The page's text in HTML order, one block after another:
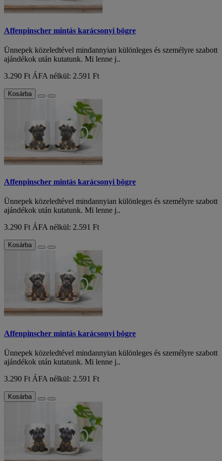
Affenpinscher mintás karácsonyi bögre
Ünnepek közeledtével mindannyian különleges és személyre szabott
ajándékok után kutatunk. Mi lenne j..
3.290 Ft ÁFA nélkül: 2.591 Ft
Kosárba
Affenpinscher mintás karácsonyi bögre
Ünnepek közeledtével mindannyian különleges és személyre szabott
ajándékok után kutatunk. Mi lenne j..
3.290 FtÁFA nélkül: 2.591 Ft
Kosárba
Affenpinscher mintás karácsonyi bögre
Ünnepek közeledtével mindannyian különleges és személyre szabott
ajándékok után kutatunk. Mi lenne j..
3.290 Ft ÁFA nélkül: 2.591 Ft
Kosárba